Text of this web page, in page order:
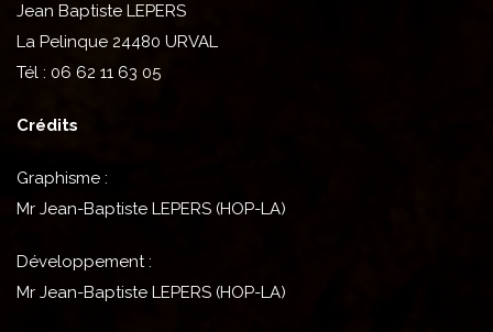
Jean Baptiste LEPERS
La Pelinque 24480 URVAL
Tél : 06 62 11 63 05
Crédits
Graphisme :
Mr Jean-Baptiste LEPERS (HOP-LA)
Développement :
Mr Jean-Baptiste LEPERS (HOP-LA)